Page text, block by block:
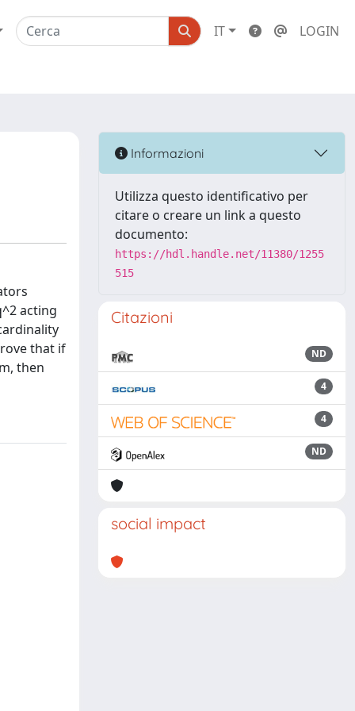
IT LOGIN
acting
that if
then
Informazioni
Utilizza questo identificativo per
citare o creare un link a questo
documento:
https://hdl.handle.net/11380/1255
515
Citazioni
ND
4
4
ND
social impact